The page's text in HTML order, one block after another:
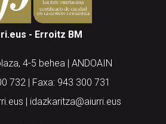
- Erroitz BM
4-5 behea | ANDOAIN
732 | Faxa: 943 300 731
| idazkaritza@aiurri.eus